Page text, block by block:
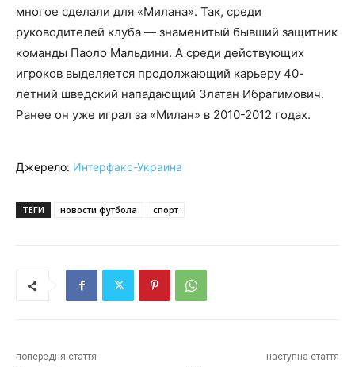
многое сделали для «Милана». Так, среди
руководителей клуба — знаменитый бывший защитник
команды Паоло Мальдини. А среди действующих
игроков выделяется продолжающий карьеру 40-
летний шведский нападающий Златан Ибрагимович.
Ранее он уже играл за «Милан» в 2010-2012 годах.
Джерело: Интерфакс-Украина
ТЕГИ новости футбола спорт
попередня стаття наступна стаття